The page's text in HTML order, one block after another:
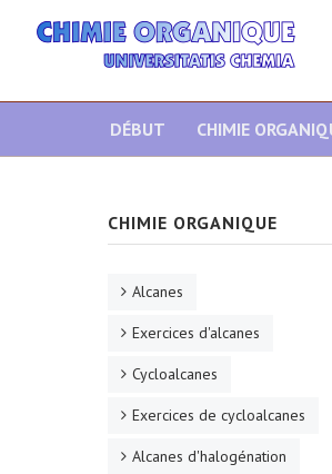
DÉBUT CHIMIE
CHIMIE ORGANIQUE
Alcanes
Exercices d'alcanes
Cycloalcanes
Exercices de cycloalcanes
Alcanes d'halogénation